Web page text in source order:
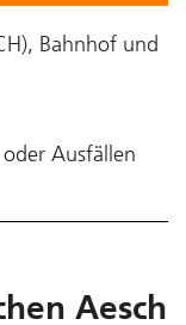
Bahnhof und
Ausfällen
Aesch